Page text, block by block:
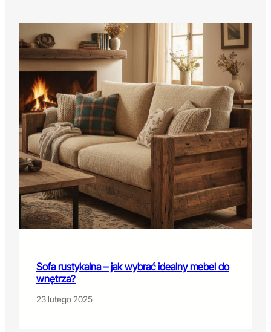
Sofa rustykalna – jak wybrać idealny mebel do
wnętrza?
23 lutego 2025